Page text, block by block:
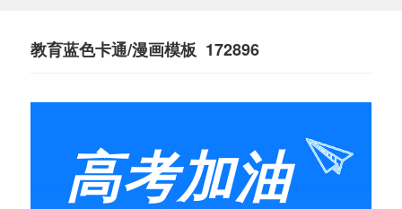
教育蓝色卡通/漫画模板 172896
高考加油